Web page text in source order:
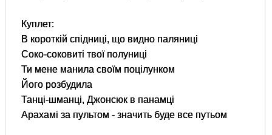
Куплет:
В короткій спідниці, що видно паляниці
Соко-соковиті твої полуниці
Ти мене манила своїм поцілунком
Його розбудила
Танці-шманці, Джонсюк в панамці
Арахамі за пультом - значить буде все путьом